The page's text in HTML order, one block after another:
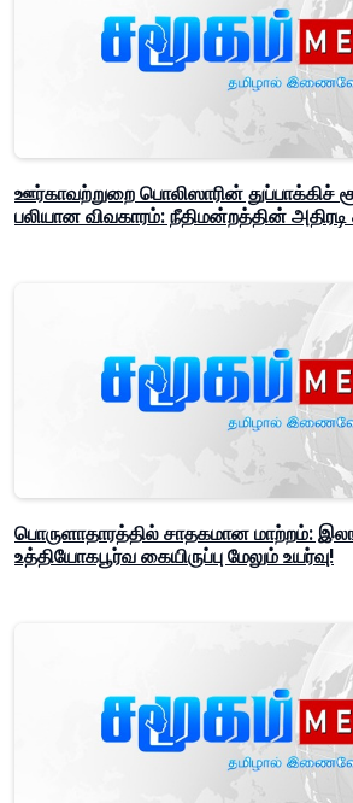
ஊர்காவற்றுறை பொலிஸாரின் துப்பாக்கிச்
பலியான விவகாரம்: நீதிமன்றத்தின்
பொருளாதாரத்தில் சாதகமான மாற்றம்:
உத்தியோகபூர்வ கையிருப்பு மேலும் உயர்வு!